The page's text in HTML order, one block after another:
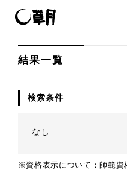
結果一覧
検索条件
なし
※資格表示について：師範資